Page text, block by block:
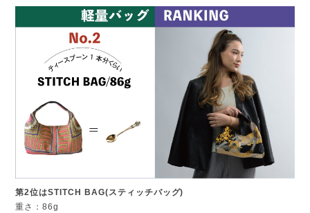
第2位はSTITCH BAG(スティッチバッグ)
重さ：86g